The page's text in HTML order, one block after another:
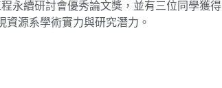
永續研討會優秀論文獎，並有三位同學獲得
資源系學術實力與研究潛力。